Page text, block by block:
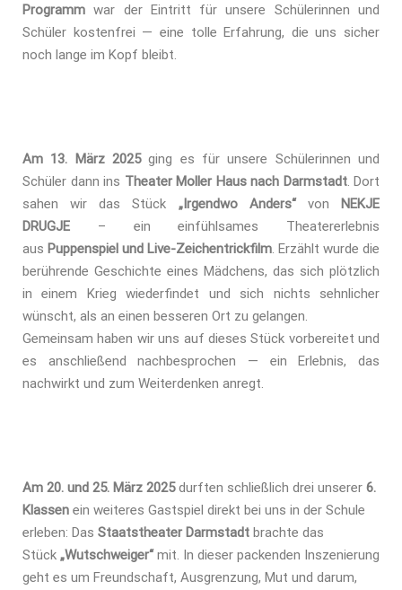
Programm war der Eintritt für unsere Schülerinnen und
Schüler kostenfrei — eine tolle Erfahrung, die uns sicher
noch lange im Kopf bleibt.
Am 13. März 2025ging es für unsere Schülerinnen und
Schüler dann ins Theater Moller Haus nach Darmstadt. Dort
sahen wir das Stück „Irgendwo Anders“von NEKJE
DRUGJE – ein einfühlsames Theatererlebnis
aus Puppenspiel und Live-Zeichentrickfilm. Erzählt wurde die
berührende Geschichte eines Mädchens, das sich plötzlich
in einem Krieg wiederfindet und sich nichts sehnlicher
wünscht, als an einen besseren Ort zu gelangen.
Gemeinsam haben wir uns auf dieses Stück vorbereitet und
es anschließend nachbesprochen — ein Erlebnis, das
nachwirkt und zum Weiterdenken anregt.
Am 20. und 25. März 2025 durften schließlich drei unserer 6.
Klassen ein weiteres Gastspiel direkt bei uns in der Schule
erleben: Das Staatstheater Darmstadt brachte das
Stück „Wutschweiger“ mit. In dieser packenden Inszenierung
geht es um Freundschaft, Ausgrenzung, Mut und darum,